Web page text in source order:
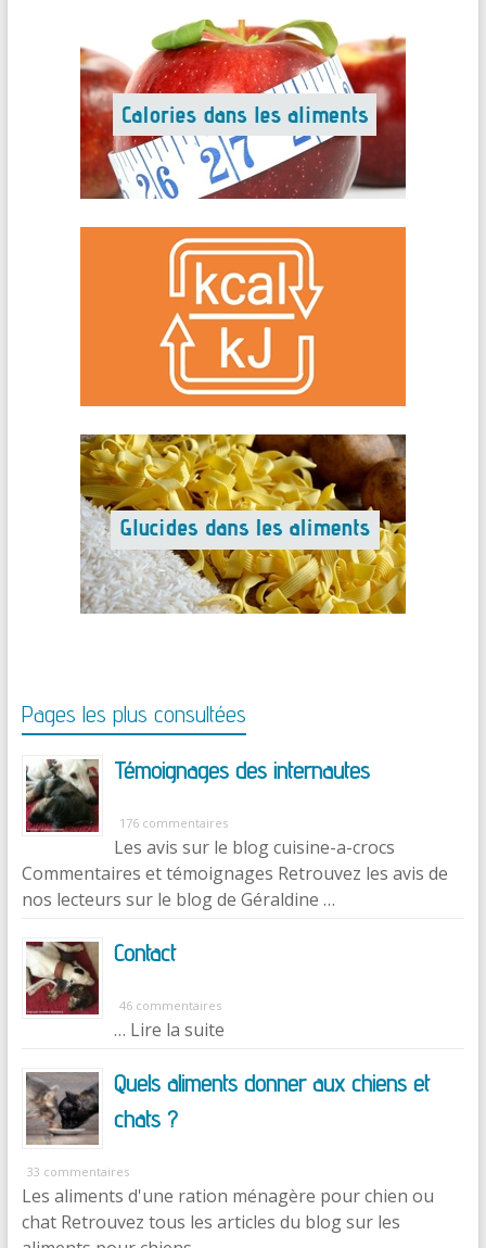
Pages les plus consultées
Témoignages des internautes
176 commentaires
Les avis sur le blog cuisine-a-crocs
Commentaires et témoignages Retrouvez les avis de
nos lecteurs sur le blog de Géraldine …
Contact
46 commentaires
… Lire la suite
Quels aliments donner aux chiens et
chats ?
33 commentaires
Les aliments d'une ration ménagère pour chien ou
chat Retrouvez tous les articles du blog sur les